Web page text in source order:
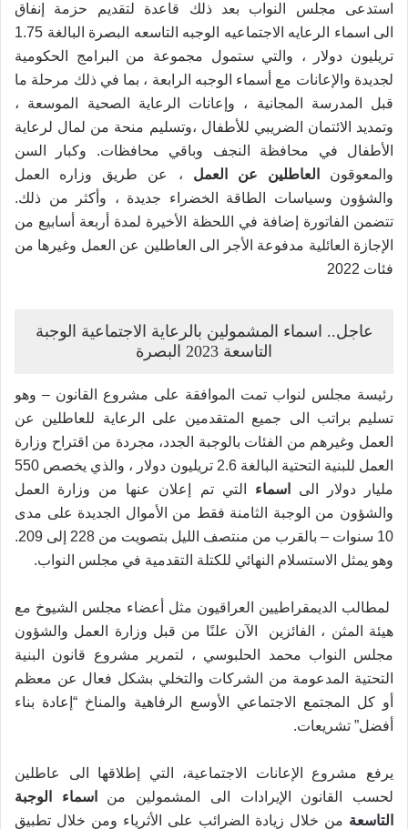
استدعى مجلس النواب بعد ذلك قاعدة لتقديم حزمة إنفاق
الى اسماء الرعايه الاجتماعيه الوجبه التاسعه البصرة
البالغة 1.75
تريليون دولار ، والتي ستمول مجموعة من البرامج الحكومية
لجديدة والإعانات مع أسماء الوجبه الرابعة ، بما في ذلك مرحلة ما
قبل المدرسة المجانية ، وإعانات الرعاية الصحية الموسعة ،
وتمديد الائتمان الضريبي للأطفال ،وتسليم منحة من لمال لرعاية
الأطفال في محافظة النجف وباقي محافظات. وكبار السن
والمعوقون
العاطلين عن العمل ، عن طريق وزاره العمل
والشؤون وسياسات الطاقة الخضراء جديدة ، وأكثر من ذلك.
تتضمن الفاتورة إضافة في اللحظة الأخيرة لمدة أربعة أسابيع من
الإجازة العائلية مدفوعة الأجر الى العاطلين عن العمل وغيرها من
فئات 2022
عاجل.. اسماء المشمولين بالرعاية الاجتماعية الوجبة
التاسعة 2023 البصرة
رئيسة مجلس لنواب تمت الموافقة على مشروع القانون – وهو
تسليم براتب الى جميع المتقدمين على الرعاية للعاطلين عن
العمل وغيرهم من الفئات بالوجبة الجدد، مجردة من اقتراح وزارة
العمل للبنية التحتية البالغة 2.6 تريليون دولار ، والذي يخصص 550
مليار دولار الى
اسماء التي تم إعلان عنها من وزارة العمل
والشؤون من الوجبة الثامنة فقط من الأموال الجديدة على مدى
10 سنوات – بالقرب من منتصف الليل بتصويت من 228 إلى 209.
وهو يمثل الاستسلام النهائي للكتلة التقدمية في مجلس النواب.
لمطالب الديمقراطيين العراقيون مثل أعضاء مجلس الشيوخ مع
هيئة المثن ، الفائزين الآن علنًا من قبل وزارة العمل والشؤون
مجلس النواب محمد الحلبوسي ، لتمرير مشروع قانون البنية
التحتية المدعومة من الشركات والتخلي بشكل فعال عن معظم
أو كل المجتمع الاجتماعي الأوسع الرفاهية والمناخ “إعادة بناء
أفضل” تشريعات.
يرفع مشروع الإعانات الاجتماعية، التي إطلاقها الى عاطلين
لحسب القانون الإيرادات الى المشمولين من
اسماء الوجبة
التاسعة من خلال زيادة الضرائب على الأثرياء ومن خلال تطبيق